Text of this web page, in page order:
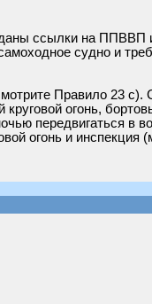
ссылки на
судно и
Правило 23 с).
огонь,
передвигаться в
огонь и инспекция